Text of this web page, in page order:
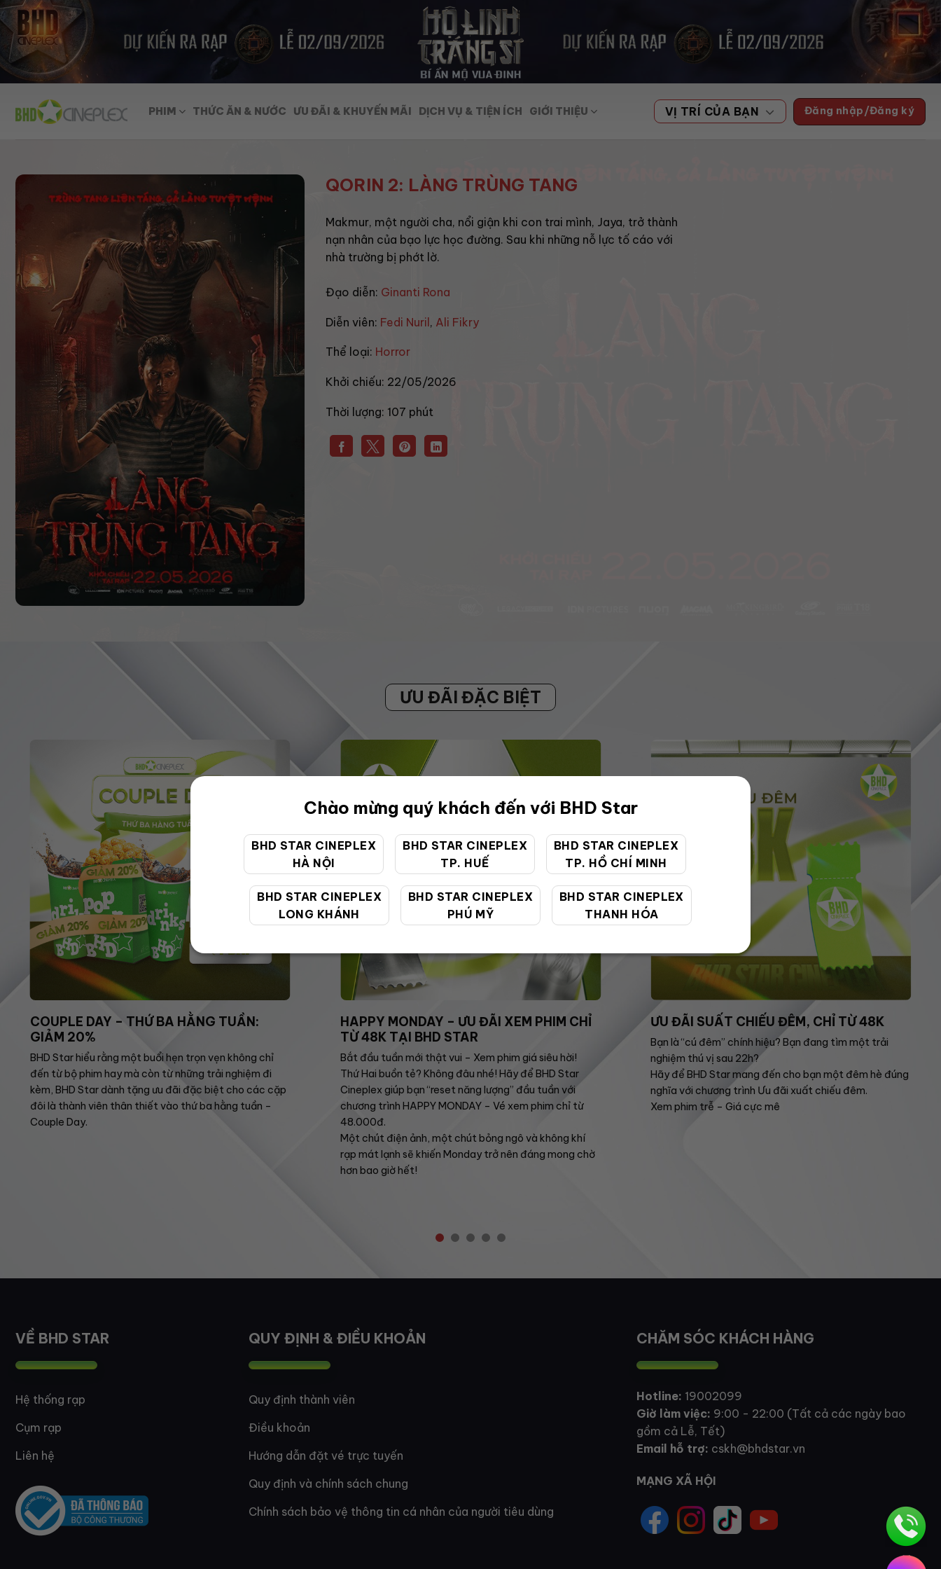
Chào mừng quý khách đến với BHD Star
BHD STAR CINEPLEX
HÀ NỘI
BHD STAR CINEPLEX
TP. HUẾ
BHD STAR CINEPLEX
TP. HỒ CHÍ MINH
BHD STAR CINEPLEX
LONG KHÁNH
BHD STAR CINEPLEX
PHÚ MỸ
BHD STAR CINEPLEX
THANH HÓA
Skip
to
content
PHIM THỨC ĂN & NƯỚC ƯU ĐÃI & KHUYẾN MÃI DỊCH VỤ & TIỆN ÍCH GIỚI THIỆU VỊ TRÍ CỦA BẠN Đăng nhập/Đăng ký
QORIN 2: LÀNG TRÙNG TANG
Makmur, một người cha, nổi giận khi con trai mình, Jaya, trở thành
nạn nhân của bạo lực học đường. Sau khi những nỗ lực tố cáo với
nhà trường bị phớt lờ.
Đạo diễn: Ginanti Rona
Diễn viên: Fedi Nuril, Ali Fikry
Thể loại: Horror
Khởi chiếu: 22/05/2026
Thời lượng: 107 phút
ƯU ĐÃI ĐẶC BIỆT
COUPLE DAY – THỨ BA HẰNG TUẦN:
GIẢM 20%
BHD Star hiểu rằng một buổi hẹn trọn vẹn không chỉ
đến từ bộ phim hay mà còn từ những trải nghiệm đi
kèm, BHD Star dành tặng ưu đãi đặc biệt cho các cặp
đôi là thành viên thân thiết vào thứ ba hằng tuần –
Couple Day.
HAPPY MONDAY – ƯU ĐÃI XEM PHIM CHỈ
TỪ 48K TẠI BHD STAR
Bắt đầu tuần mới thật vui – Xem phim giá siêu hời!
Thứ Hai buồn tẻ? Không đâu nhé! Hãy để BHD Star
Cineplex giúp bạn “reset năng lượng” đầu tuần với
chương trình HAPPY MONDAY – Vé xem phim chỉ từ
48.000đ.
Một chút điện ảnh, một chút bỏng ngô và không khí
rạp mát lạnh sẽ khiến Monday trở nên đáng mong chờ
hơn bao giờ hết!
ƯU ĐÃI SUẤT CHIẾU ĐÊM, CHỈ TỪ 48K
Bạn là “cú đêm” chính hiệu? Bạn đang tìm một trải
nghiệm thú vị sau 22h?
Hãy để BHD Star mang đến cho bạn một đêm hè đúng
nghĩa với chương trình Ưu đãi xuất chiếu đêm.
Xem phim trễ – Giá cực mê
VỀ BHD STAR
Hệ thống rạp
Cụm rạp
Liên hệ
QUY ĐỊNH & ĐIỀU KHOẢN
Quy định thành viên
Điều khoản
Hướng dẫn đặt vé trực tuyến
Quy định và chính sách chung
Chính sách bảo vệ thông tin cá nhân của người tiêu dùng
CHĂM SÓC KHÁCH HÀNG
Hotline: 19002099
Giờ làm việc: 9:00 - 22:00 (Tất cả các ngày bao
gồm cả Lễ, Tết)
Email hỗ trợ: cskh@bhdstar.vn
MẠNG XÃ HỘI